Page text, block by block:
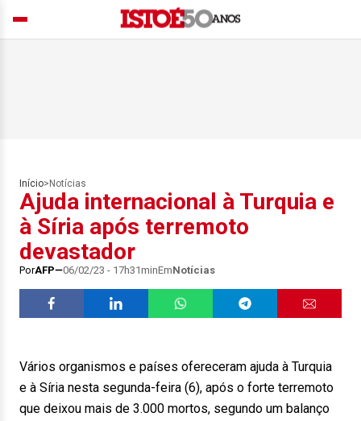
Início> Notícias
Ajuda internacional à Turquia e
à Síria após terremoto
devastador
PorAFP 06/02/23 - 17h31minEmNotícias
Vários organismos e países ofereceram ajuda à Turquia
e à Síria nesta segunda-feira (6), após o forte terremoto
que deixou mais de 3.000 mortos, segundo um balanço